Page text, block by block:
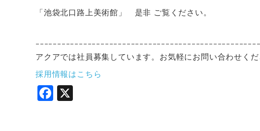
「池袋北口路上美術館」 是非 ご覧ください。
ｰｰｰｰｰｰｰｰｰｰｰｰｰｰｰｰｰｰｰｰｰｰｰｰｰｰｰｰｰｰｰｰｰｰｰｰｰｰｰｰｰｰｰｰｰｰｰｰｰｰｰ
アクアでは社員募集しています。お気軽にお問い合わせくだ
採用情報はこちら
F